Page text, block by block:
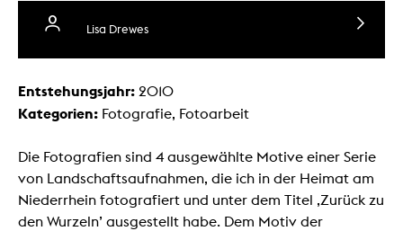
Lisa Drewes
Entstehungsjahr: 2010
Kategorien: Fotografie, Fotoarbeit
Die Fotografien sind 4 ausgewählte Motive einer Serie
von Landschaftsaufnahmen, die ich in der Heimat am
Niederrhein fotografiert und unter dem Titel ‚Zurück zu
den Wurzeln’ ausgestellt habe. Dem Motiv der